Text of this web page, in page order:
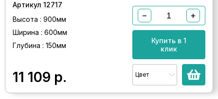
Артикул 12717
Высота : 900мм
Ширина : 600мм
Глубина : 150мм
11 109 р.
− +
Купить в 1
клик
Цвет